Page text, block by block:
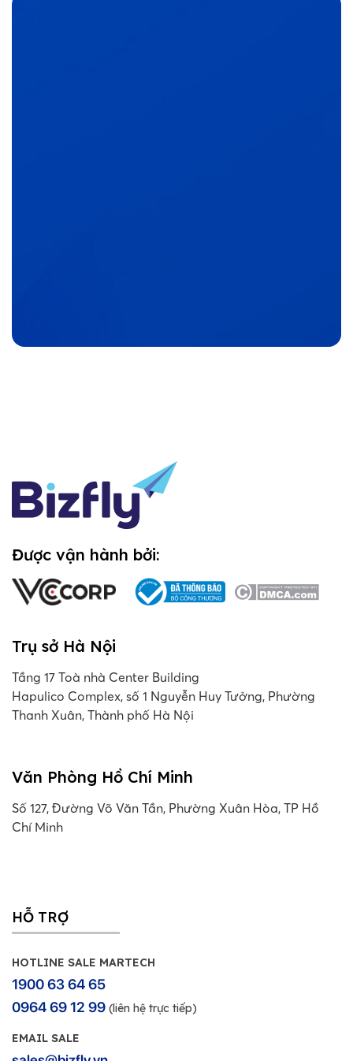
Được vận hành bởi:
Trụ sở Hà Nội
Tầng 17 Toà nhà Center Building
Hapulico Complex, số 1 Nguyễn Huy Tưởng, Phường
Thanh Xuân, Thành phố Hà Nội
Văn Phòng Hồ Chí Minh
Số 127, Đường Võ Văn Tần, Phường Xuân Hòa, TP Hồ
Chí Minh
HỖ TRỢ
HOTLINE SALE MARTECH
1900 63 64 65
0964 69 12 99 (liên hệ trực tiếp)
EMAIL SALE